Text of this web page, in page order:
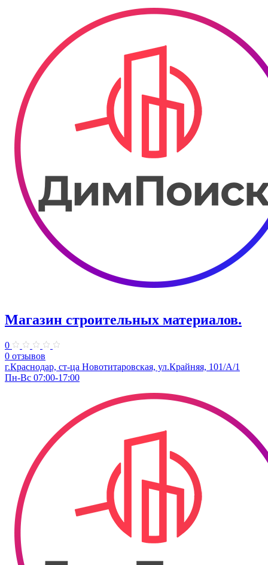
Магазин строительных материалов.
0
0 отзывов
г.Краснодар, ст-ца Новотитаровская, ул.Крайняя, 101/А/1
Пн-Вс 07:00-17:00